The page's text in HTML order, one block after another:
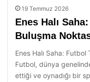
19 Temmuz 2026
Enes Halı
Buluşma
Enes Halı Saha: Futbol
Futbol, dünya
ettiği ve oynadığı bir